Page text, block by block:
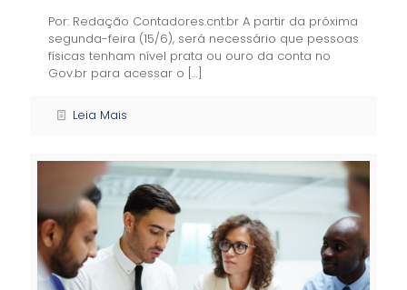
Por: Redação Contadores.cnt.br A partir da próxima
segunda-feira (15/6), será necessário que pessoas
físicas tenham nível prata ou ouro da conta no
Gov.br para acessar o […]
Leia Mais